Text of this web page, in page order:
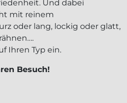
Und dabei
mit reinem
oder lang, lockig oder glatt,
Ihren Typ ein.
Besuch!